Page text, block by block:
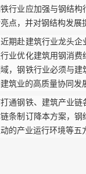
行业应加强与钢结
点，并对钢结构发展
期赴建筑行业龙头
业优化建筑用钢消费
，钢铁行业必须与
筑业的高质量协同发
通钢铁、建筑产业
条制订降本方案，
的产业运行环境等五